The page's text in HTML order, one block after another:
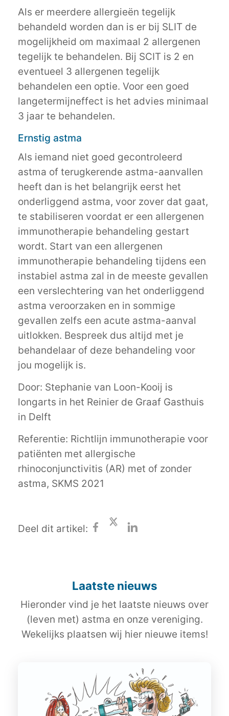
Als er meerdere allergieën tegelijk
behandeld worden dan is er bij SLIT de
mogelijkheid om maximaal 2 allergenen
tegelijk te behandelen. Bij SCIT is 2 en
eventueel 3 allergenen tegelijk
behandelen een optie. Voor een goed
langetermijneffect is het advies minimaal
3 jaar te behandelen.
Ernstig astma
Als iemand niet goed gecontroleerd
astma of terugkerende astma-aanvallen
heeft dan is het belangrijk eerst het
onderliggend astma, voor zover dat gaat,
te stabiliseren voordat er een allergenen
immunotherapie behandeling gestart
wordt. Start van een allergenen
immunotherapie behandeling tijdens een
instabiel astma zal in de meeste gevallen
een verslechtering van het onderliggend
astma veroorzaken en in sommige
gevallen zelfs een acute astma-aanval
uitlokken. Bespreek dus altijd met je
behandelaar of deze behandeling voor
jou mogelijk is.
Door: Stephanie van Loon-Kooij is
longarts in het Reinier de Graaf Gasthuis
in Delft
Referentie: Richtlijn immunotherapie voor
patiënten met allergische
rhinoconjunctivitis (AR) met of zonder
astma, SKMS 2021
Deel dit artikel:
Laatste nieuws
Hieronder vind je het laatste nieuws over
(leven met) astma en onze vereniging.
Wekelijks plaatsen wij hier nieuwe items!